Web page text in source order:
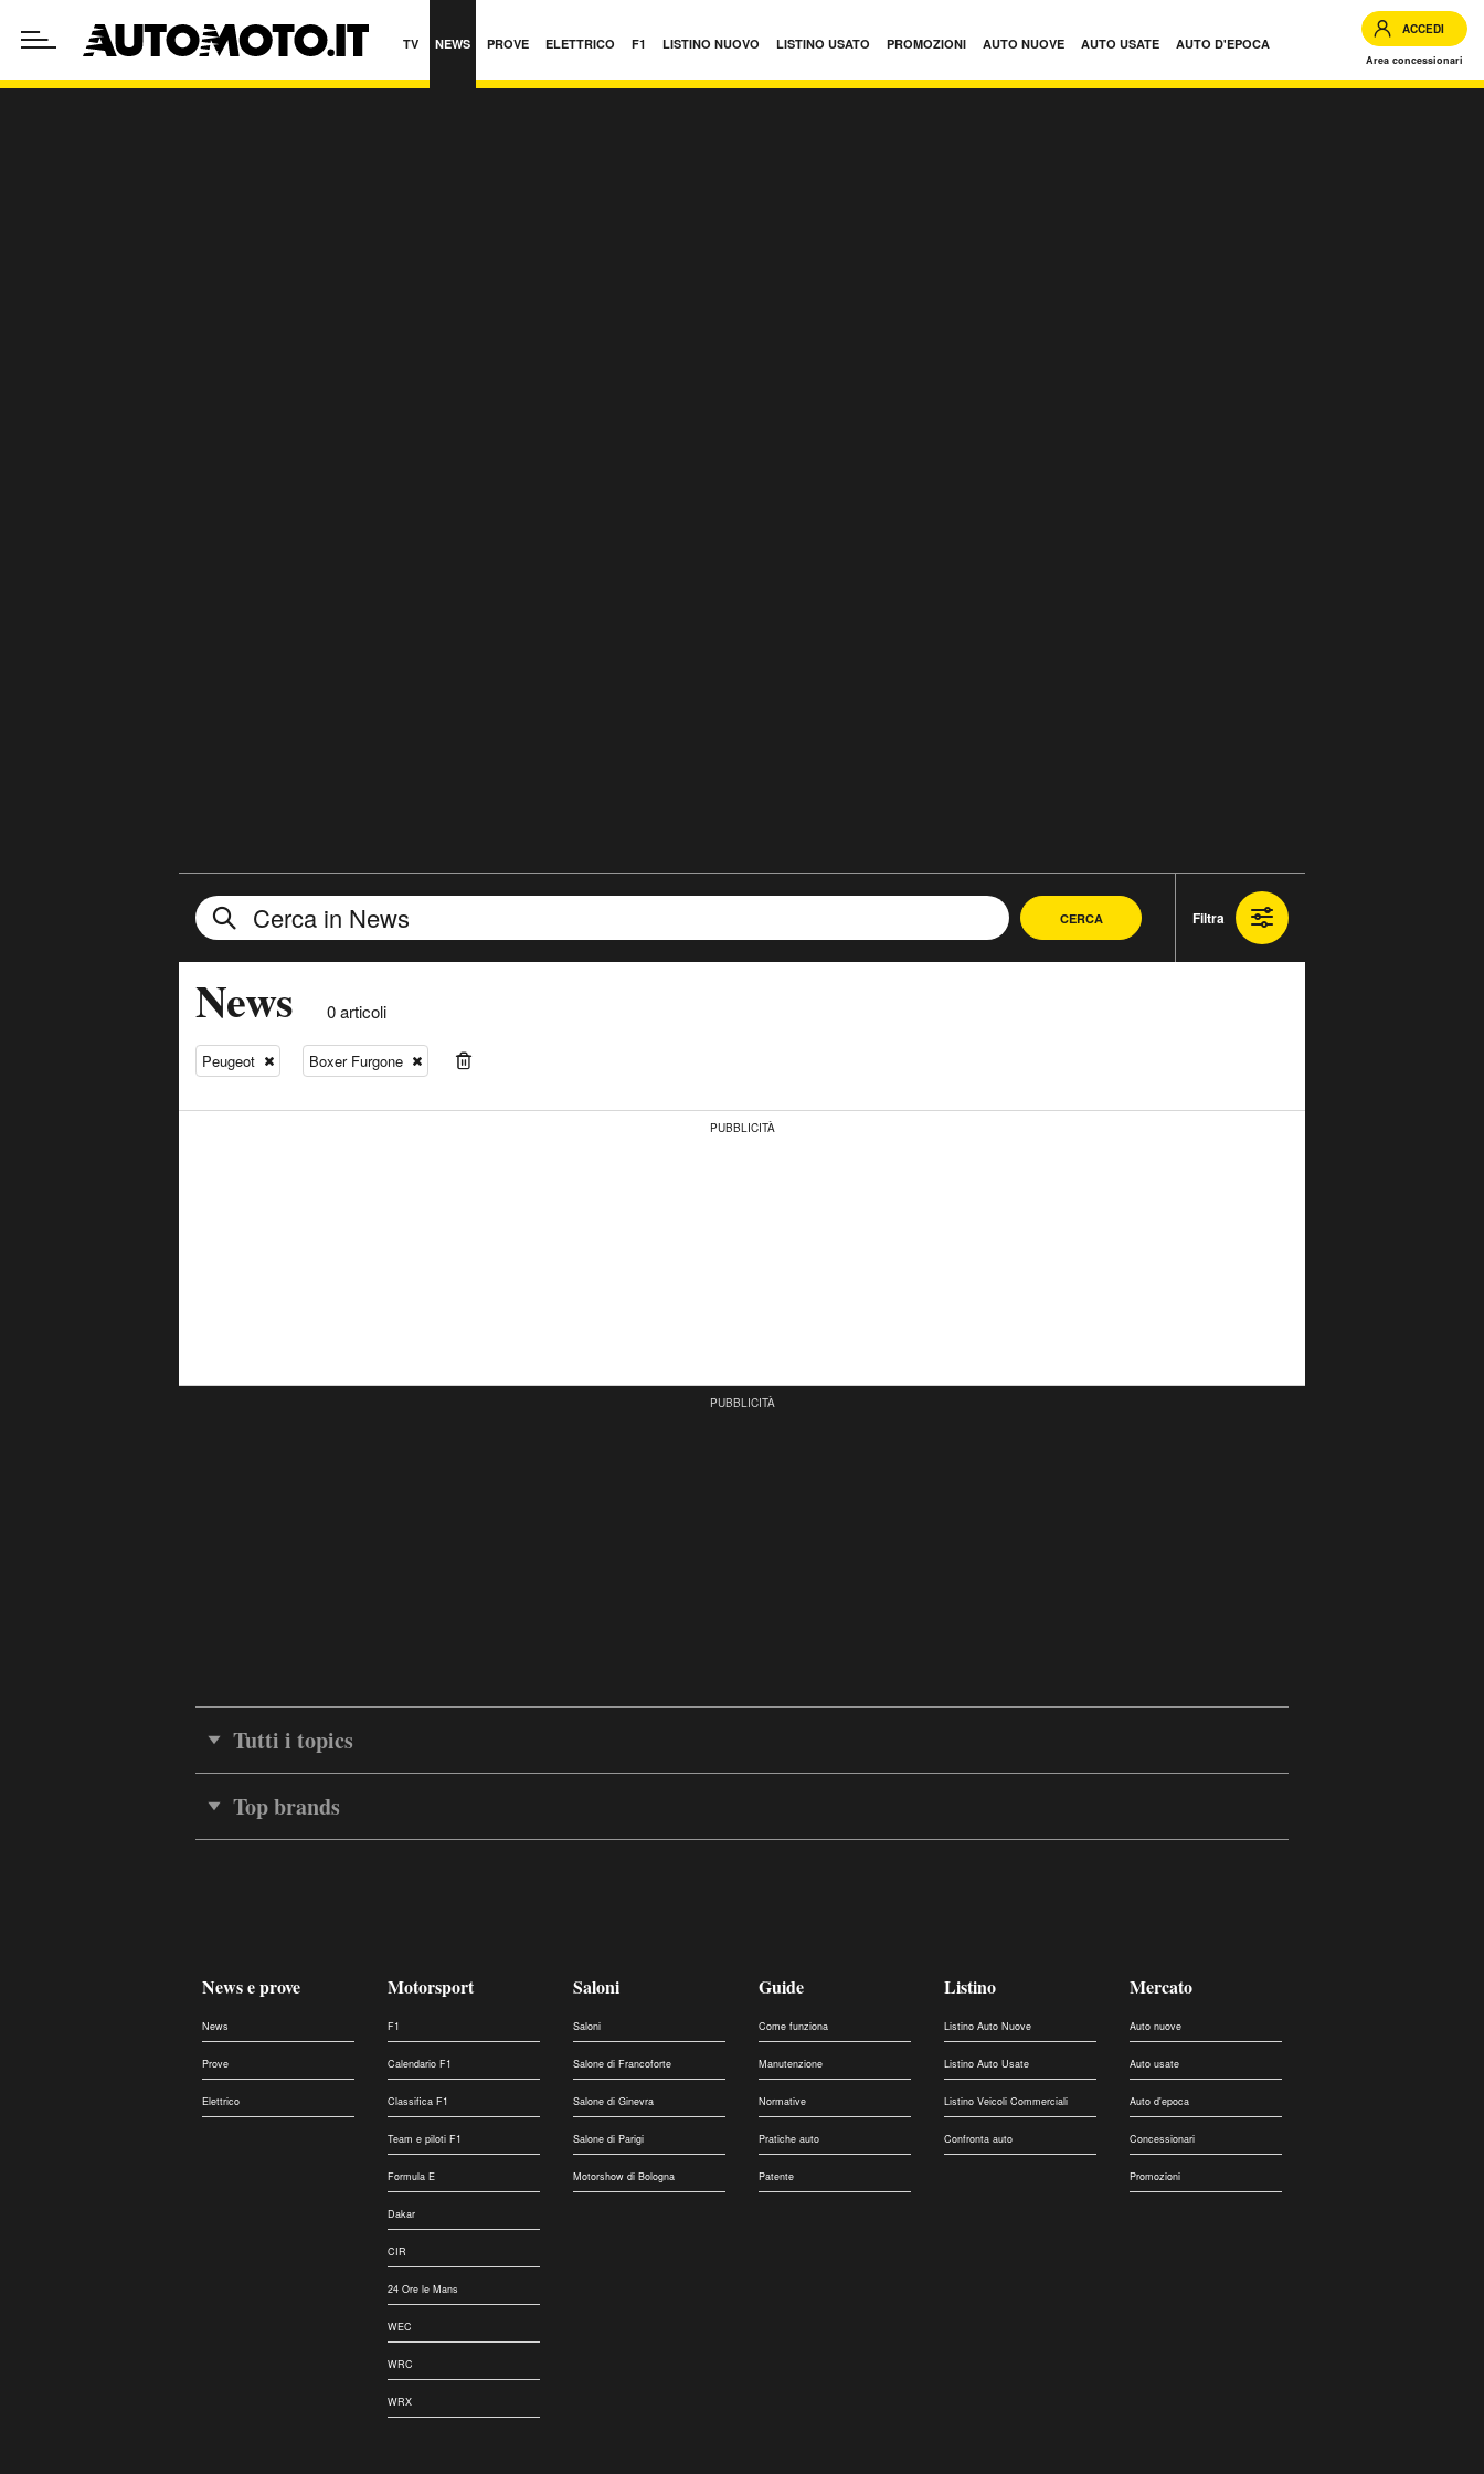
TV NEWS PROVE ELETTRICO F1 LISTINO NUOVO LISTINO USATO PROMOZIONI AUTO NUOVE AUTO USATE AUTO D'EPOCA
ACCEDI
Area concessionari
CERCA Filtra
News 0 articoli
Peugeot Boxer Furgone
PUBBLICITÀ
PUBBLICITÀ
Tutti i topics
Top brands
News e prove
News
Prove
Elettrico
Motorsport
F1
Calendario F1
Classifica F1
Team e piloti F1
Formula E
Dakar
CIR
24 Ore le Mans
WEC
WRC
WRX
Saloni
Saloni
Salone di Francoforte
Salone di Ginevra
Salone di Parigi
Motorshow di Bologna
Guide
Come funziona
Manutenzione
Normative
Pratiche auto
Patente
Listino
Listino Auto Nuove
Listino Auto Usate
Listino Veicoli Commerciali
Confronta auto
Mercato
Auto nuove
Auto usate
Auto d'epoca
Concessionari
Promozioni